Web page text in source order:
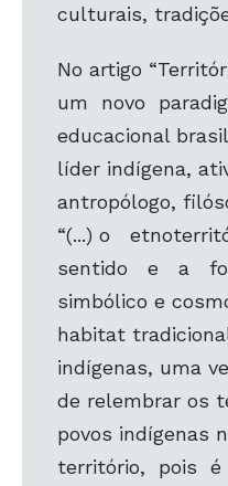
culturais,
No artigo
um novo
educacional
líder indígena,
antropólogo,
“(...) o
sentido e a
simbólico e
habitat
indígenas, uma
de relembrar os
povos indígenas
território, pois